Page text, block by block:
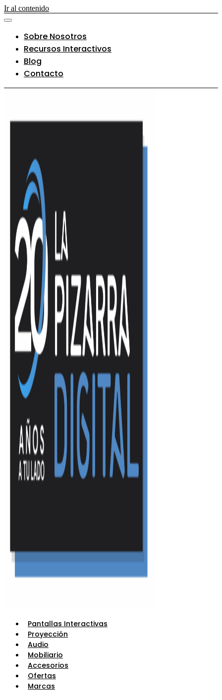
Ir al contenido
Sobre Nosotros
Recursos Interactivos
Blog
Contacto
Pantallas Interactivas
Proyección
Audio
Mobiliario
Accesorios
Ofertas
Marcas